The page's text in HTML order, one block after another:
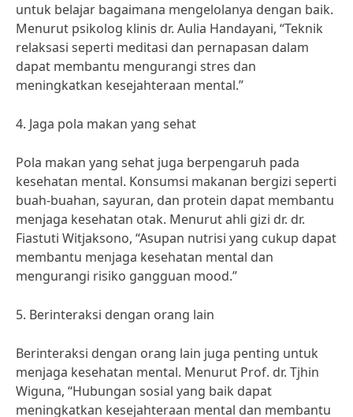
untuk belajar bagaimana mengelolanya dengan baik.
Menurut psikolog klinis dr. Aulia Handayani, “Teknik
relaksasi seperti meditasi dan pernapasan dalam
dapat membantu mengurangi stres dan
meningkatkan kesejahteraan mental.”
4. Jaga pola makan yang sehat
Pola makan yang sehat juga berpengaruh pada
kesehatan mental. Konsumsi makanan bergizi seperti
buah-buahan, sayuran, dan protein dapat membantu
menjaga kesehatan otak. Menurut ahli gizi dr. dr.
Fiastuti Witjaksono, “Asupan nutrisi yang cukup dapat
membantu menjaga kesehatan mental dan
mengurangi risiko gangguan mood.”
5. Berinteraksi dengan orang lain
Berinteraksi dengan orang lain juga penting untuk
menjaga kesehatan mental. Menurut Prof. dr. Tjhin
Wiguna, “Hubungan sosial yang baik dapat
meningkatkan kesejahteraan mental dan membantu